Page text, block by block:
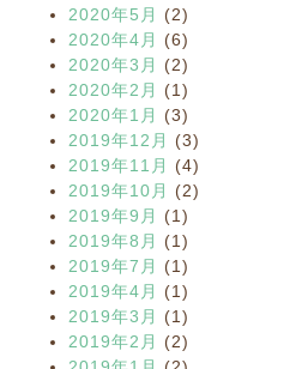
2020年5月
(2)
2020年4月
(6)
2020年3月
(2)
2020年2月
(1)
2020年1月
(3)
2019年12月
(3)
2019年11月
(4)
2019年10月
(2)
2019年9月
(1)
2019年8月
(1)
2019年7月
(1)
2019年4月
(1)
2019年3月
(1)
2019年2月
(2)